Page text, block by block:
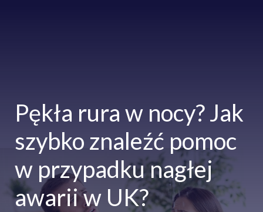
Pękła rura w nocy? Jak
szybko znaleźć pomoc
w przypadku nagłej
awarii w UK?